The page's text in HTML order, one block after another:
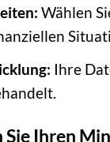
Wählen
Ihre
Sie Ihren